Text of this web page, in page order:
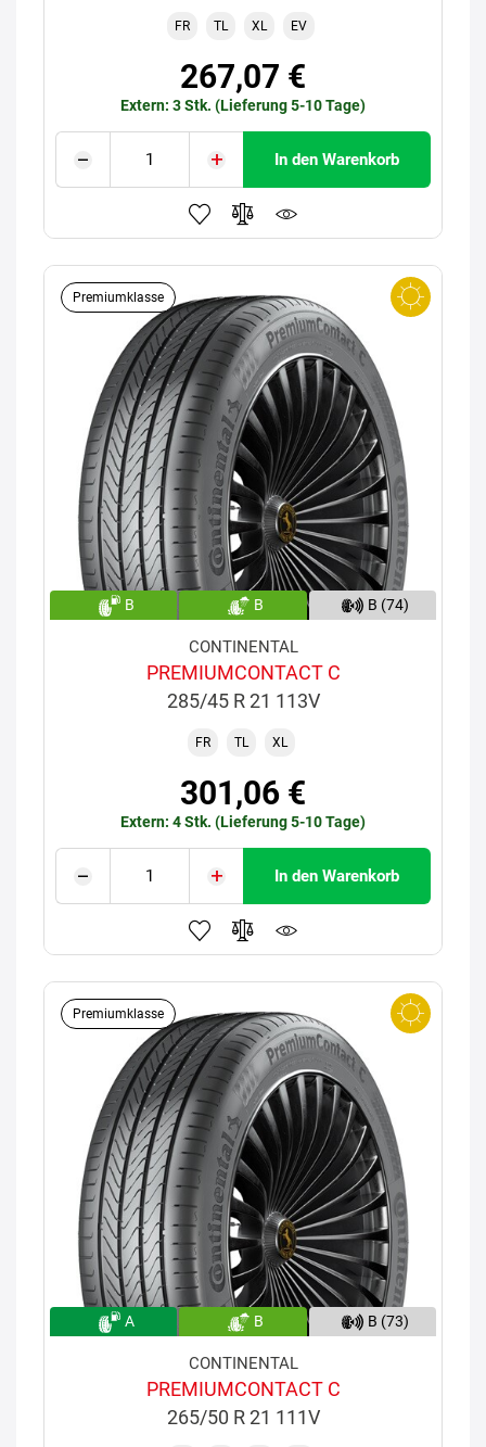
FR TL XL EV
267,07 €
Extern: 3 Stk. (Lieferung 5-10 Tage)
In den Warenkorb
Premiumklasse
B B B (74)
CONTINENTAL
PREMIUMCONTACT C
285/45 R 21 113V
FR TL XL
301,06 €
Extern: 4 Stk. (Lieferung 5-10 Tage)
In den Warenkorb
Premiumklasse
A B B (73)
CONTINENTAL
PREMIUMCONTACT C
265/50 R 21 111V